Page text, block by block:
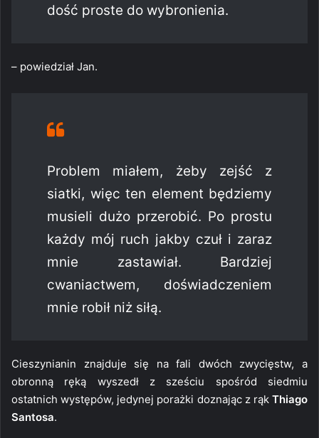
dość proste do wybronienia.
– powiedział Jan.
Problem miałem, żeby zejść z
siatki, więc ten element będziemy
musieli dużo przerobić. Po prostu
każdy mój ruch jakby czuł i zaraz
mnie zastawiał. Bardziej
cwaniactwem, doświadczeniem
mnie robił niż siłą.
Cieszynianin znajduje się na fali dwóch zwycięstw, a
obronną ręką wyszedł z sześciu spośród siedmiu
ostatnich występów, jedynej porażki doznając z rąk Thiago
Santosa.